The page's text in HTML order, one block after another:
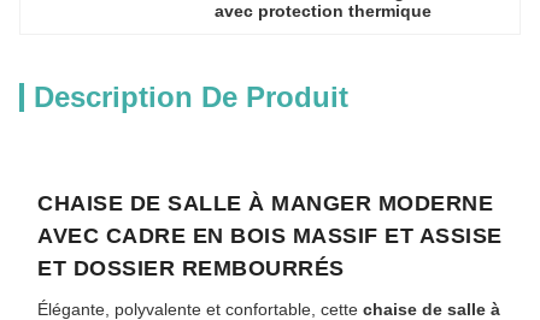
avec protection thermique
Description De Produit
CHAISE DE SALLE À MANGER MODERNE
AVEC CADRE EN BOIS MASSIF ET ASSISE
ET DOSSIER REMBOURRÉS
Élégante, polyvalente et confortable, cette chaise de salle à